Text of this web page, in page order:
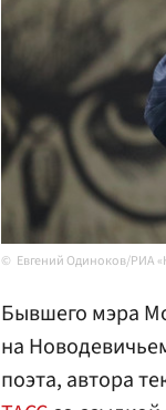
Евгений Одиноков/РИА
Бывшего мэра
на
поэта, автора